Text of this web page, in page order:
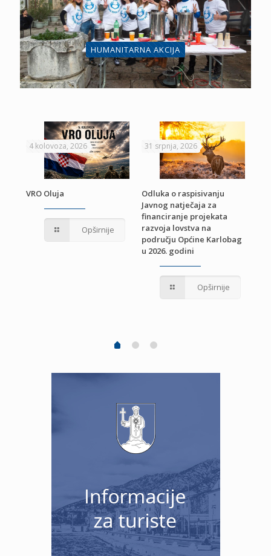
HUMANITARNA AKCIJA
4 kolovoza, 2026
VRO Oluja
Opširnije
31 srpnja, 2026
Odluka o raspisivanju
Javnog natječaja za
financiranje projekata
razvoja lovstva na
području Općine Karlobag
u 2026. godini
Opširnije